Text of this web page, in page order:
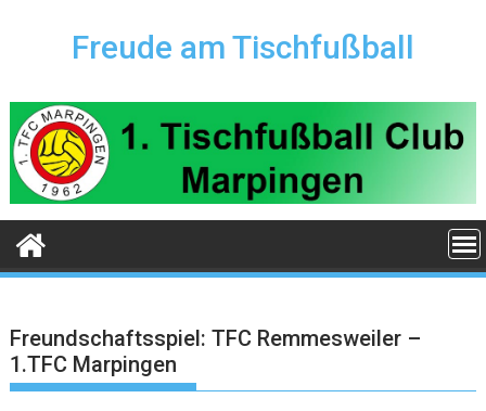
Freude am Tischfußball
Freundschaftsspiel: TFC Remmesweiler –
1.TFC Marpingen